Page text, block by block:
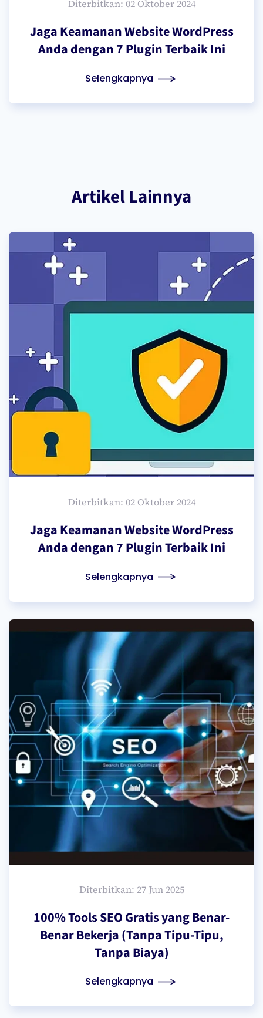
Diterbitkan: 02 Oktober 2024
Jaga Keamanan Website WordPress
Anda dengan 7 Plugin Terbaik Ini
Selengkapnya
Artikel Lainnya
Diterbitkan: 02 Oktober 2024
Jaga Keamanan Website WordPress
Anda dengan 7 Plugin Terbaik Ini
Selengkapnya
Diterbitkan: 27 Jun 2025
100% Tools SEO Gratis yang Benar-
Benar Bekerja (Tanpa Tipu-Tipu,
Tanpa Biaya)
Selengkapnya